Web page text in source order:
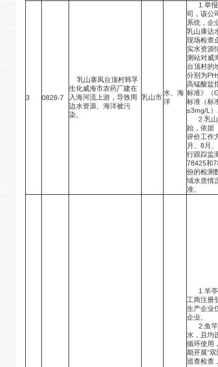
3 0828-7
乳山寨凤台顶村韩孚
生化威海市农药厂建在
入海河流上游，导致周
边水资源、海洋被污
染。
乳山市
水、海
洋
1.举报
司，该公
系统，企
乳山康达
现场检查
实水资源
测站对威
台顶村的
分别为
高锰酸盐
标准》（
标准（标
≤3mg/L
2.乳山
始，依据
评价工作
月、8月
行跟踪监
78425和
份的检测
域水质情
准。
1.羊亭
工商注册
生产企业
企业。
2.鱼竿
水，且均
循环使用
期开展“
巡查检查